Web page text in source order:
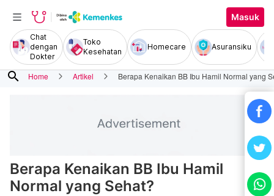
Masuk
Chat
dengan
Dokter
Toko
Kesehatan
Homecare Asuransiku
search Home Artikel Berapa Kenaikan BB Ibu Hamil Normal yang
Berapa Kenaikan BB Ibu Hamil
Normal yang Sehat?